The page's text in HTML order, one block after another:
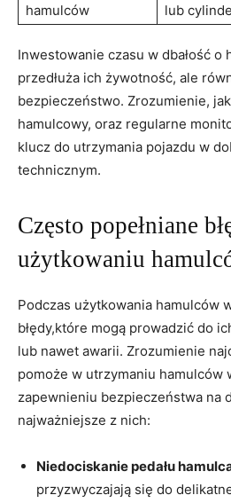
hamulców
lub
Inwestowanie ‌czasu w dbałość o
przedłuża ich żywotność, ale
bezpieczeństwo. Zrozumienie,
hamulcowy, oraz ⁣regularne
klucz do utrzymania pojazdu w
technicznym.
Często popełniane
użytkowaniu
Podczas użytkowania hamulców
błędy,które⁣ mogą prowadzić do
lub nawet awarii. Zrozumienie
pomoże ‍w utrzymaniu hamulców
zapewnieniu bezpieczeństwa na
najważniejsze z nich:
Niedociskanie pedału
przyzwyczajają⁢ się do